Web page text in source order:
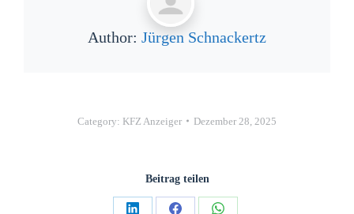
Author: Jürgen Schnackertz
Category: KFZ Anzeiger Dezember 28, 2025
Beitrag teilen